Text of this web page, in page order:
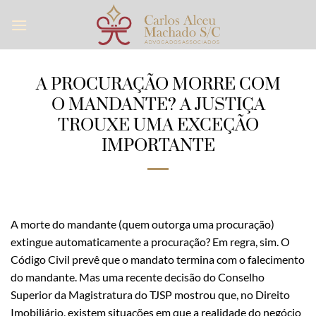
A PROCURAÇÃO MORRE COM
O MANDANTE? A JUSTIÇA
TROUXE UMA EXCEÇÃO
IMPORTANTE
A morte do mandante (quem outorga uma procuração)
extingue automaticamente a procuração? Em regra, sim. O
Código Civil prevê que o mandato termina com o falecimento
do mandante. Mas uma recente decisão do Conselho
Superior da Magistratura do TJSP mostrou que, no Direito
Imobiliário, existem situações em que a realidade do negócio